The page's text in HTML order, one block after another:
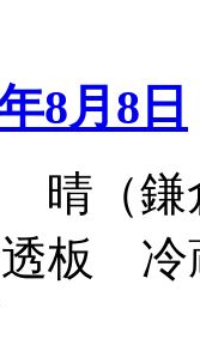
8月8日
（鎌
板 冷